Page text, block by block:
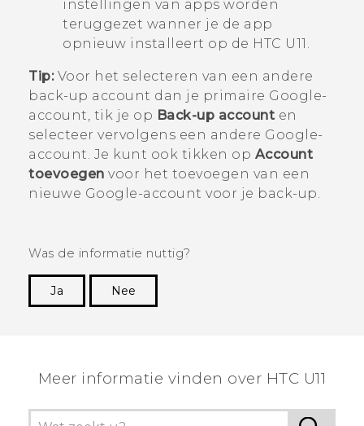
instellingen van apps worden
teruggezet wanner je de app
opnieuw installeert op de HTC U11
Tip:Voor het selecteren van een andere
back-up account dan je primaire Google-
account, tik je op Back-up account en
selecteer vervolgens een andere Google-
account. Je kunt ook tikken op Account
toevoegen voor het toevoegen van een
nieuwe Google-account voor je back-up.
Was de informatie nuttig?
Ja
Nee
Meer informatie vinden over HTC U11